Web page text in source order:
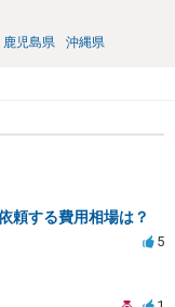
鹿児島県 沖縄県
頼する費用相場は？
5